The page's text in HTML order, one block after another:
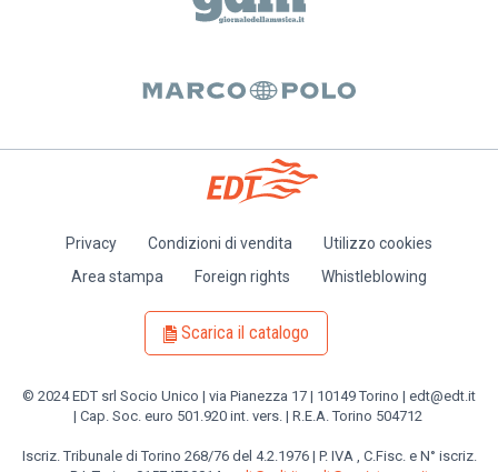
Privacy Condizioni di vendita
Utilizzo cookies
Area stampa
Foreign rights Whistleblowing
Scarica il catalogo
© 2024 EDT srl Socio Unico | via Pianezza 17 | 10149 Torino | edt@edt.it
| Cap. Soc. euro 501.920 int. vers. | R.E.A. Torino 504712
Iscriz. Tribunale di Torino 268/76 del 4.2.1976 | P. IVA , C.Fisc. e N° iscriz.